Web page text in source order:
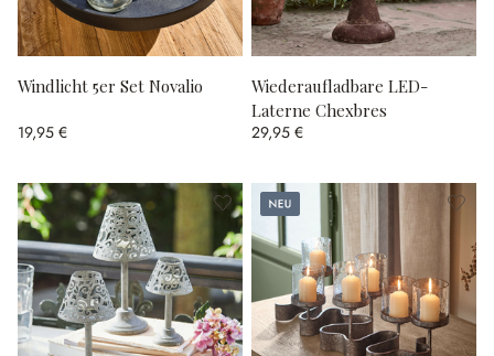
Windlicht 5er Set Novalio
19,95 €
Wiederaufladbare LED-
Laterne Chexbres
29,95 €
Neu